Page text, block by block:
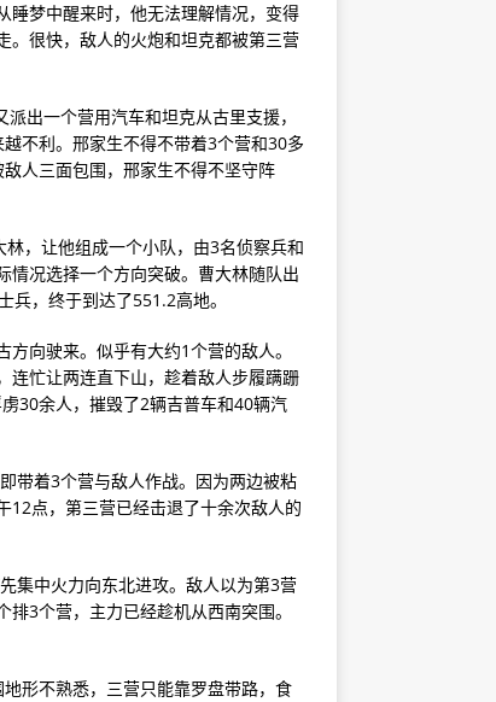
睡梦中醒来时，他无法理解情况，变得
。很快，敌人的火炮和坦克都被第三营
出一个营用汽车和坦克从古里支援，
不利。邢家生不得不带着3个营和30多
人三面包围，邢家生不得不坚守阵
，让他组成一个小队，由3名侦察兵和
情况选择一个方向突破。曹大林随队出
，终于到达了551.2高地。
向驶来。似乎有大约1个营的敌人。
连忙让两连直下山，趁着敌人步履蹒跚
30余人，摧毁了2辆吉普车和40辆汽
带着3个营与敌人作战。因为两边被粘
12点，第三营已经击退了十余次敌人的
集中火力向东北进攻。敌人以为第3营
3个营，主力已经趁机从西南突围。
形不熟悉，三营只能靠罗盘带路，食